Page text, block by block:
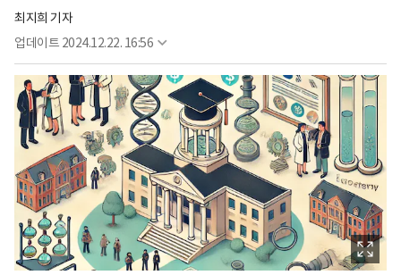
최지희 기자
업데이트 2024.12.22. 16:56